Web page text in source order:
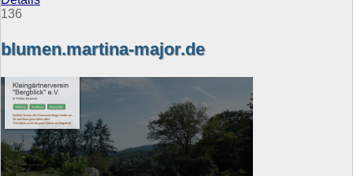
136
blumen.martina-major.de